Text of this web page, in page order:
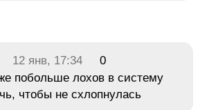
12 янв, 17:34
0
побольше лохов в систему
чтобы не схлопнулась